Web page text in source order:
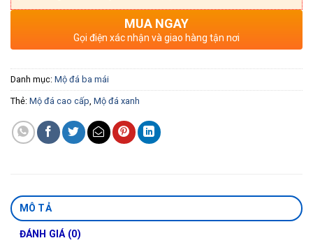
MUA NGAY
Gọi điện xác nhận và giao hàng tận nơi
Danh mục: Mộ đá ba mái
Thẻ: Mộ đá cao cấp Mộ đá xanh
MÔ TẢ
ĐÁNH GIÁ (0)